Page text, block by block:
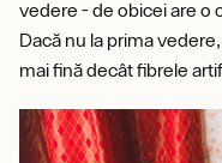
vedere - de obicei are o
Dacă nu la prima
mai fină decât fibrele